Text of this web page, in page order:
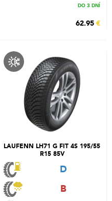
DO 3 DNÍ
62.95 €
LAUFENN LH71 G FIT 4S 195/55
R15 85V
D
B